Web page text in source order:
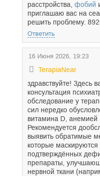
расстройства, фобий
приглашаю вас на
решить проблему.
Ответить
16 Июня 2026, 19:23
TerapiaNear
здравствуйте! Здесь
консультация
обследование у
сил нередко
витамина D, анемией
Рекомендуется
выявить обратимые
которые маскируются
подтверждённых
препараты,
нервной ткани